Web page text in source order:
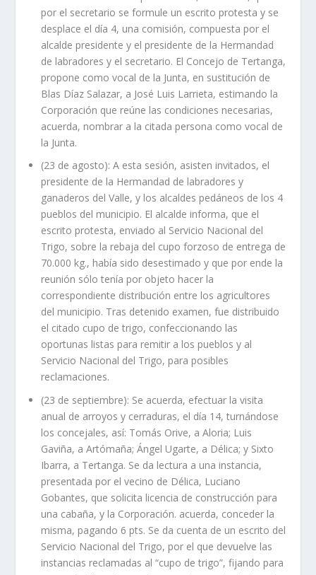
por el secretario se formule un escrito protesta y se
desplace el día 4, una comisión, compuesta por el
alcalde presidente y el presidente de la Hermandad
de labradores y el secretario. El Concejo de Tertanga,
propone como vocal de la Junta, en sustitución de
Blas Díaz Salazar, a José Luis Larrieta, estimando la
Corporación que reúne las condiciones necesarias,
acuerda, nombrar a la citada persona como vocal de
la Junta.
(23 de agosto): A esta sesión, asisten invitados, el
presidente de la Hermandad de labradores y
ganaderos del Valle, y los alcaldes pedáneos de los 4
pueblos del municipio. El alcalde informa, que el
escrito protesta, enviado al Servicio Nacional del
Trigo, sobre la rebaja del cupo forzoso de entrega de
70.000 kg., había sido desestimado y que por ende la
reunión sólo tenía por objeto hacer la
correspondiente distribución entre los agricultores
del municipio. Tras detenido examen, fue distribuido
el citado cupo de trigo, confeccionando las
oportunas listas para remitir a los pueblos y al
Servicio Nacional del Trigo, para posibles
reclamaciones.
(23 de septiembre): Se acuerda, efectuar la visita
anual de arroyos y cerraduras, el día 14, turnándose
los concejales, así: Tomás Orive, a Aloria; Luis
Gaviña, a Artómaña; Ángel Ugarte, a Délica; y Sixto
Ibarra, a Tertanga. Se da lectura a una instancia,
presentada por el vecino de Délica, Luciano
Gobantes, que solicita licencia de construcción para
una cabaña, y la Corporación. acuerda, conceder la
misma, pagando 6 pts. Se da cuenta de un escrito del
Servicio Nacional del Trigo, por el que devuelve las
instancias reclamadas al “cupo de trigo”, fijando para